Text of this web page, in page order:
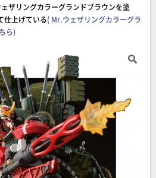
ザリングカラーグランドブラウンを塗
仕上げている( Mr.ウェザリングカラーグラ
ら)